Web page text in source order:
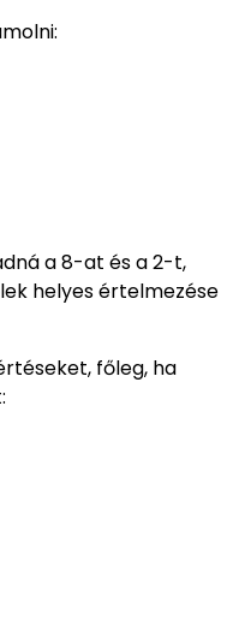
a 8-at és a 2-t,
helyes értelmezése
főleg, ha